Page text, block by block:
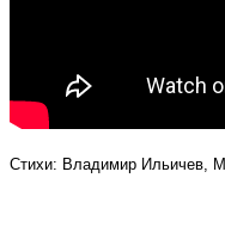
Стихи: Владимир Ильичев,